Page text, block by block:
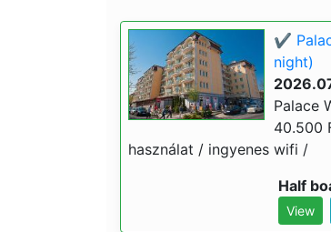
✔️
night)
Palace
40.500
használat / ingyenes wifi /
Half
View